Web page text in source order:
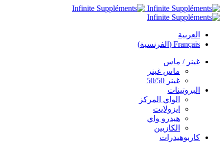
العربية
Français
( الفرنسية)
غينر / ماس
ماس غينر
غينر 50/50
البروتينات
الواي المركز
ايزولايت
هيدرو واي
الكازيين
كاربوهيدرات